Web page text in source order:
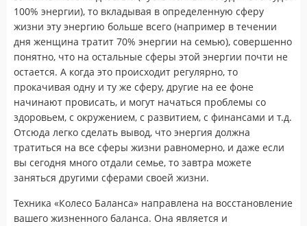
100% энергии), то вкладывая в определенную сферу
жизни эту энергию больше всего (например в течении
дня женщина тратит 70% энергии на семью), совершенно
понятно, что на остальные сферы этой энергии почти не
остается. А когда это происходит регулярно, то
прокачивая одну и ту же сферу, другие на ее фоне
начинают провисать, и могут начаться проблемы со
здоровьем, с окружением, с развитием, с финансами и т.д.
Отсюда легко сделать вывод, что энергия должна
тратиться на все сферы жизни равномерно, и даже если
вы сегодня много отдали семье, то завтра можете
заняться другими сферами своей жизни.
Техника «Колесо Баланса» направлена на восстановление
вашего жизненного баланса. Она является и